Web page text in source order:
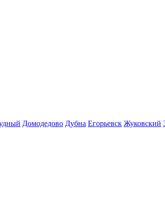
Домодедово Дубна Егорьевск Жуковский